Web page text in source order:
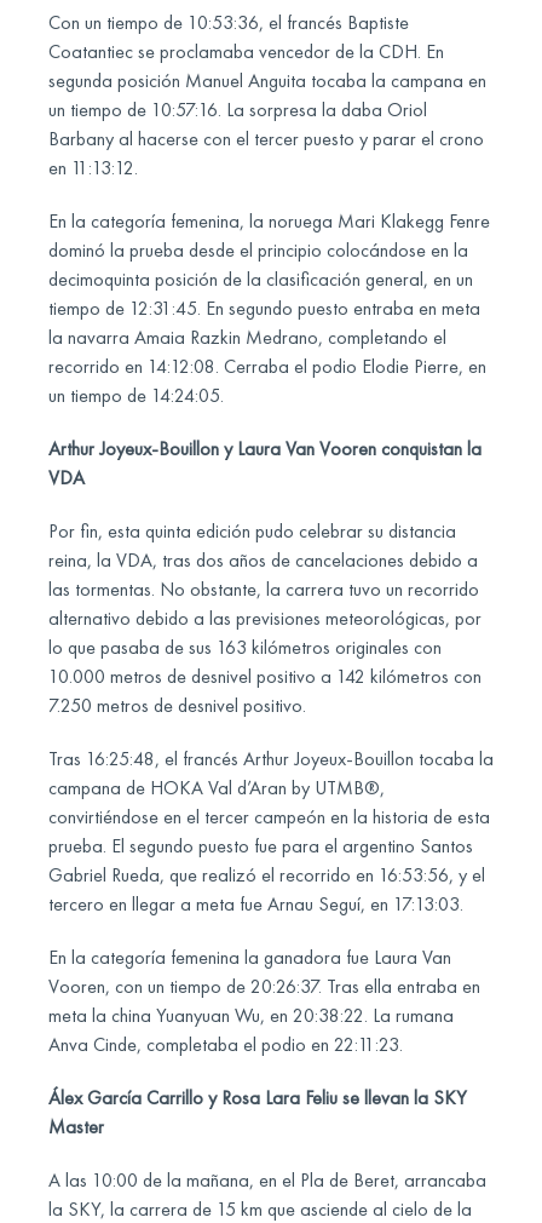
Con un tiempo de 10:53:36, el francés Baptiste
Coatantiec se proclamaba vencedor de la CDH. En
segunda posición Manuel Anguita tocaba la campana en
un tiempo de 10:57:16. La sorpresa la daba Oriol
Barbany al hacerse con el tercer puesto y parar el crono
en 11:13:12.
En la categoría femenina, la noruega Mari Klakegg Fenre
dominó la prueba desde el principio colocándose en la
decimoquinta posición de la clasificación general, en un
tiempo de 12:31:45. En segundo puesto entraba en meta
la navarra Amaia Razkin Medrano, completando el
recorrido en 14:12:08. Cerraba el podio Elodie Pierre, en
un tiempo de 14:24:05.
Arthur Joyeux-Bouillon y Laura Van Vooren conquistan la
VDA
Por fin, esta quinta edición pudo celebrar su distancia
reina, la VDA, tras dos años de cancelaciones debido a
las tormentas. No obstante, la carrera tuvo un recorrido
alternativo debido a las previsiones meteorológicas, por
lo que pasaba de sus 163 kilómetros originales con
10.000 metros de desnivel positivo a 142 kilómetros con
7.250 metros de desnivel positivo.
Tras 16:25:48, el francés Arthur Joyeux-Bouillon tocaba la
campana de HOKA Val d’Aran by UTMB®,
convirtiéndose en el tercer campeón en la historia de esta
prueba. El segundo puesto fue para el argentino Santos
Gabriel Rueda, que realizó el recorrido en 16:53:56, y el
tercero en llegar a meta fue Arnau Seguí, en 17:13:03.
En la categoría femenina la ganadora fue Laura Van
Vooren, con un tiempo de 20:26:37. Tras ella entraba en
meta la china Yuanyuan Wu, en 20:38:22. La rumana
Anva Cinde, completaba el podio en 22:11:23.
Álex García Carrillo y Rosa Lara Feliu se llevan la SKY
Master
A las 10:00 de la mañana, en el Pla de Beret, arrancaba
la SKY, la carrera de 15 km que asciende al cielo de la